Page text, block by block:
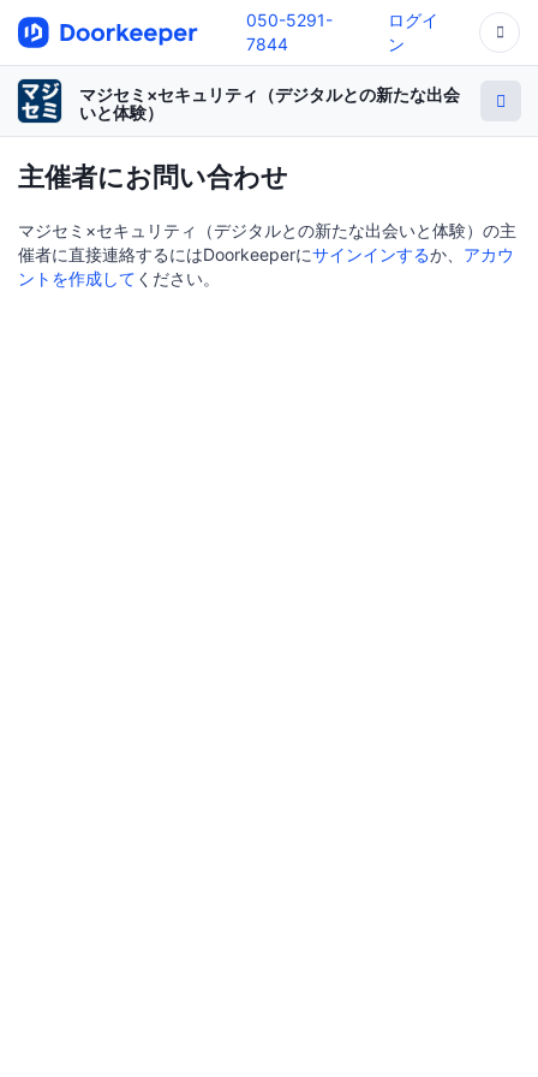
050-5291-
7844
ログイ
ン
マジセミ×セキュリティ（デジタルとの新たな出会
いと体験）
主催者にお問い合わせ
マジセミ×セキュリティ（デジタルとの新たな出会いと体験）の主
催者に直接連絡するにはDoorkeeperにサインインするか、 アカウ
ントを作成して ください。